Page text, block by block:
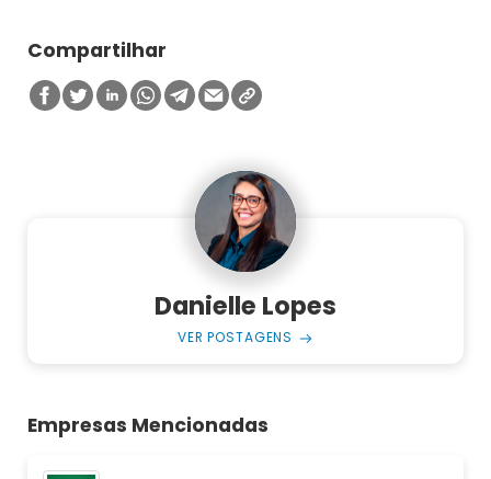
Compartilhar
Danielle Lopes
VER POSTAGENS
Empresas Mencionadas